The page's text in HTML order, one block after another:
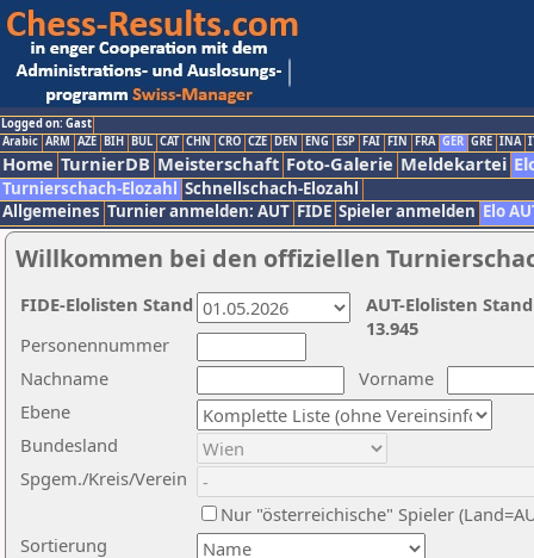
Logged on: Gast
Arabic ARM AZE BIH BUL CAT CHN CRO CZE DEN ENG ESP FAI FIN FRA GER GRE INA
Home TurnierDB Meisterschaft Foto-Galerie Meldekartei
Turnierschach-Elozahl Schnellschach-Elozahl
Allgemeines Turnier anmelden: AUT FIDE Spieler anmelden Elo
Willkommen bei den offiziellen
Nachname
Vorname
Ebene
Sortierung
Personennummer
Bundesland
Spgem./Kreis/Verein
Nur "österreichische" Spieler
AUT-Elolisten
13.945
FIDE-Elolisten Stand